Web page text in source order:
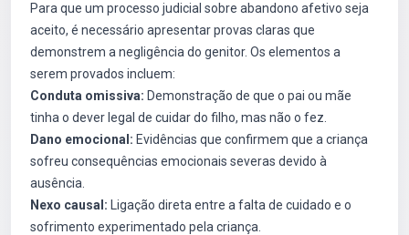
Para que um processo judicial sobre abandono afetivo seja
aceito, é necessário apresentar provas claras que
demonstrem a negligência do genitor. Os elementos a
serem provados incluem:
Conduta omissiva: Demonstração de que o pai ou mãe
tinha o dever legal de cuidar do filho, mas não o fez.
Dano emocional: Evidências que confirmem que a criança
sofreu consequências emocionais severas devido à
ausência.
Nexo causal: Ligação direta entre a falta de cuidado e o
sofrimento experimentado pela criança.